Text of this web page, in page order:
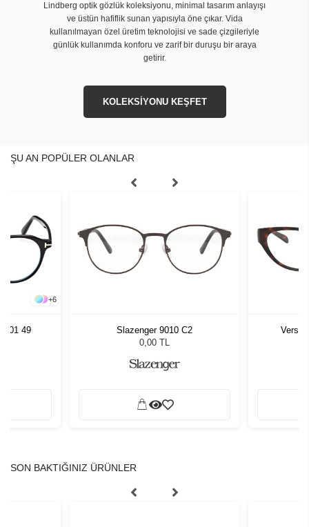
Lindberg optik gözlük koleksiyonu, minimal tasarım anlayışı
ve üstün hafiflik sunan yapısıyla öne çıkar. Vida
kullanılmayan özel üretim teknolojisi ve sade çizgileriyle
günlük kullanımda konforu ve zarif bir duruşu bir araya
getirir.
KOLEKSİYONU KEŞFET
ŞU AN POPÜLER OLANLAR
+6
001 49
Slazenger 9010 C2
0,00 TL
SON BAKTIĞINIZ ÜRÜNLER